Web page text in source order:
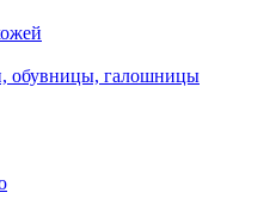
обувницы, галошницы